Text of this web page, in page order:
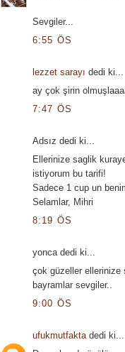
Sevgiler...
6:55 ÖS
lezzet sarayı dedi ki...
ay çok şirin
7:47 ÖS
Adsız dedi ki...
Ellerinize saglik
istiyorum bu tarifi!
Sadece 1 cup un
Selamlar, Mihri
8:19 ÖS
yonca dedi ki...
çok güzeller ellerinize
bayramlar sevgiler..
9:00 ÖS
ufukmutfaktadedi ki...